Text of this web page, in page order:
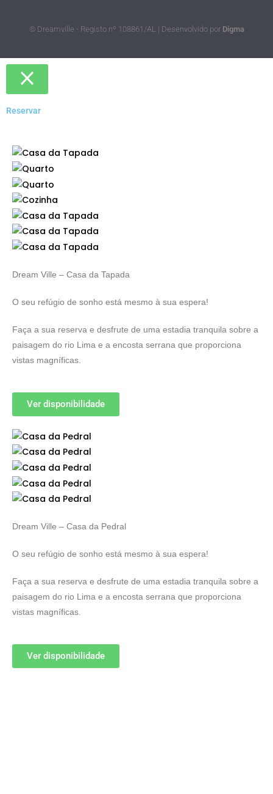
© Dreamville - Registo nº 108861/AL | Desenvolvido por Digma
Reservar
Dream Ville – Casa da Tapada
O seu refúgio de sonho está mesmo à sua espera!
Faça a sua reserva e desfrute de uma estadia tranquila sobre a
paisagem do rio Lima e a encosta serrana que proporciona
vistas magníficas.
Ver disponibilidade
Dream Ville – Casa da Pedral
O seu refúgio de sonho está mesmo à sua espera!
Faça a sua reserva e desfrute de uma estadia tranquila sobre a
paisagem do rio Lima e a encosta serrana que proporciona
vistas magníficas.
Ver disponibilidade